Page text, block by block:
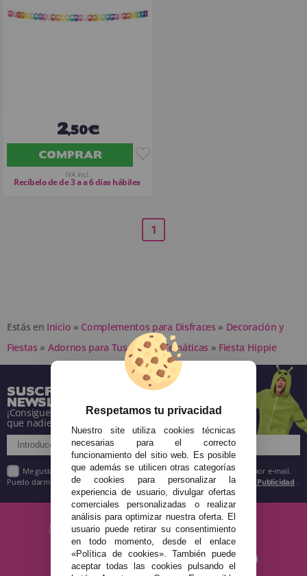
2,50€
COMPRAR
IVA Incl.
Recíbelo de de 3 a a 6 días hábiles
1
Estás en Inicio » Complementos para Disfraces » Decoración y
Fiestas » Adornos para Tus Fiestas Temáticas » Fiesta Hippie
SUSCRÍBETE A NUESTRA
NEWSLETTER
¡Consigue descuentos y entérate de todo antes
que nadie!
Me gustaría recibir descuentos exclusivos, novedades y tendencias por e-mail.
Puedo darme de baja cuando quiera según lo recogido en la Política de Publicidad .
Respetamos tu privacidad
Nuestro site utiliza cookies técnicas
necesarias para el correcto
funcionamiento del sitio web. Es posible
que además se utilicen otras categorías
de cookies para personalizar la
experiencia de usuario, divulgar ofertas
comerciales personalizadas o realizar
análisis para optimizar nuestra oferta. El
usuario puede retirar su consentimiento
en todo momento, desde el enlace
«Política de cookies». También puede
aceptar todas las cookies pulsando el